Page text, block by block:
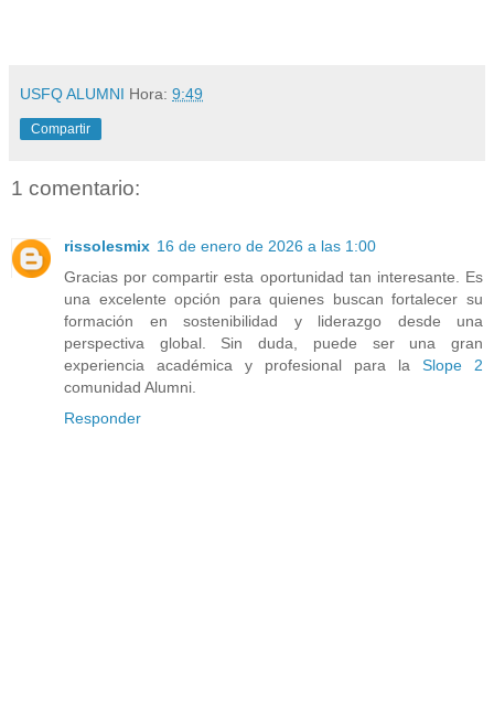
USFQ ALUMNI Hora: 9:49
Compartir
1 comentario:
rissolesmix 16 de enero de 2026 a las 1:00
Gracias por compartir esta oportunidad tan interesante. Es
una excelente opción para quienes buscan fortalecer su
formación en sostenibilidad y liderazgo desde una
perspectiva global. Sin duda, puede ser una gran
experiencia académica y profesional para la Slope 2
comunidad Alumni.
Responder